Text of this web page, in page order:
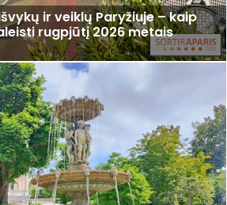
ir veiklų Paryžiuje – kaip
rugpjūtį 2026 metais